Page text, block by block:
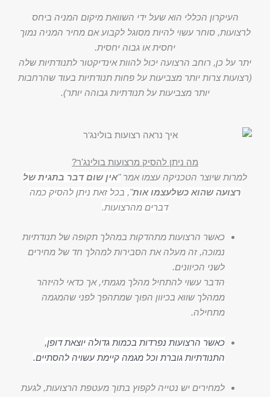
העיקרון הכללי הוא שעל ידי השוואת מיקום המניה ביחס
לרצועות, סוחר עשוי להיות מסוגל לקבוע אם מחיר המניה נמוך
יחסית או גבוה יחסית.
יתר על כן, רוחב הרצועה יכול להוות אינדיקטור לתנודתיות שלה
(רצועות צרות יותר מצביעות על פחות תנודתיות בעוד שהרחבות
יותר מצביעות על תנודתיות גבוהה יותר).
מה ניתן להסיק מרצועות בולינג'ר?
למרות שיוצר הטכניקה עצמו אמר"אין שום דבר בתגית של
רצועה שהוא כשלעצמו אות", בכל זאת ניתן להסיק כמה
דברים מהרצועות.
כאשר הרצועות מתהדקות במהלך תקופה של תנודתיות
נמוכה, זה מעלה את הסבירות למהלך חד של מחירים
לשני הכיוונים.
הדבר עשוי להתחיל מהלך מגמתי, אך כדאי להיזהר
ממהלך שווא בכיוון הפוך שמתהפך לפני שהמגמה
מתחילה.
כאשר הרצועות נפרדות בכמות גדולה יוצאת דופן,
התנודתיות גוברת וכל מגמה קיימת עשויה להסתיים.
למחירים יש נטייה לקפוץ בתוך מעטפת הרצועות, לגעת